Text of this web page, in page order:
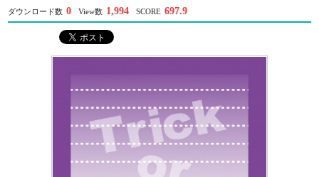
ダウンロード数 0 View数 1,994 SCORE 697.9